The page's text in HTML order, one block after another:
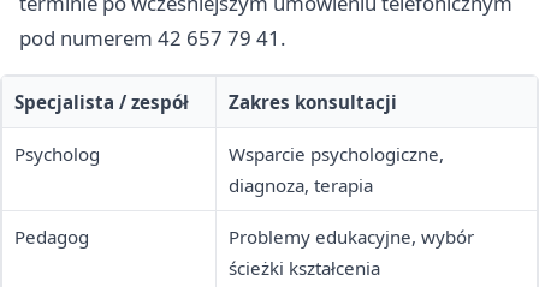
pod numerem 42 657 79 41.
Specjalista / zespół Zakres konsultacji
Psycholog
Wsparcie psychologiczne,
diagnoza, terapia
Pedagog
Problemy edukacyjne, wybór
ścieżki kształcenia